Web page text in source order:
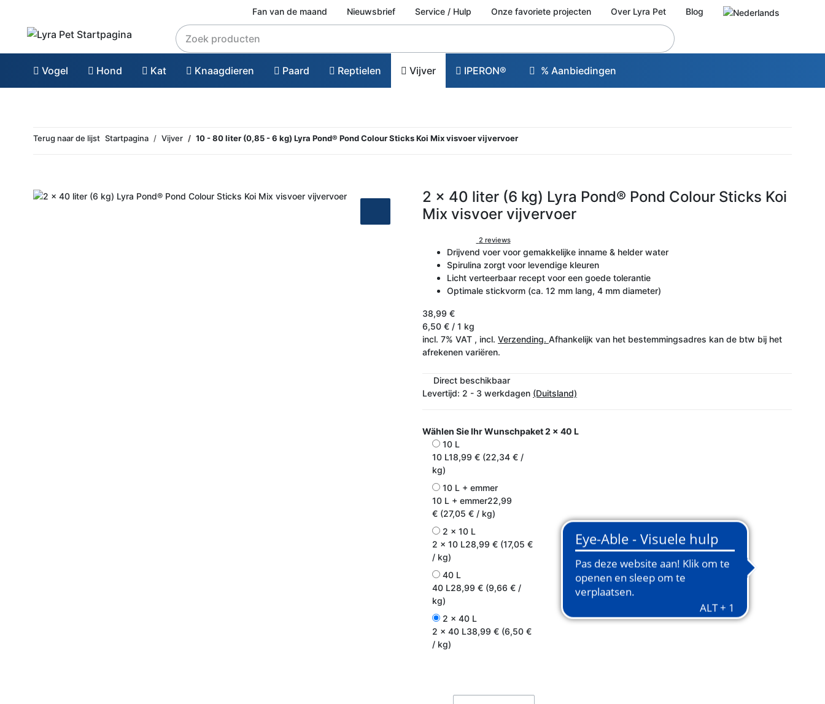
Fan van de maand Nieuwsbrief Service / Hulp Onze favoriete projecten Over Lyra Pet Blog
Vogel Hond Kat Knaagdieren Paard Reptielen Vijver IPERON® % Aanbiedingen
Terug naar de lijst Startpagina Vijver 10 - 80 liter (0,85 - 6 kg) Lyra Pond® Pond Colour Sticks Koi Mix visvoer vijvervoer
2 x 40 liter (6 kg) Lyra Pond® Pond Colour Sticks Koi
Mix visvoer vijvervoer
2 reviews
Drijvend voer voor gemakkelijke inname & helder water
Spirulina zorgt voor levendige kleuren
Licht verteerbaar recept voor een goede tolerantie
Optimale stickvorm (ca. 12 mm lang, 4 mm diameter)
38,99 €
6,50 € / 1 kg
incl. 7% VAT , incl. Verzending. Afhankelijk van het bestemmingsadres kan de btw bij het
afrekenen variëren.
Direct beschikbaar
Levertijd: 2 - 3 werkdagen (Duitsland)
Wählen Sie Ihr Wunschpaket2 x 40 L
10 L
10 L18,99 € (22,34 € /
kg)
10 L + emmer
10 L + emmer22,99
€ (27,05 € / kg)
2 x 10 L
2 x 10 L28,99 € (17,05 €
/ kg)
40 L
40 L28,99 € (9,66 € /
kg)
2 x 40 L
2 x 40 L38,99 € (6,50 €
/ kg)